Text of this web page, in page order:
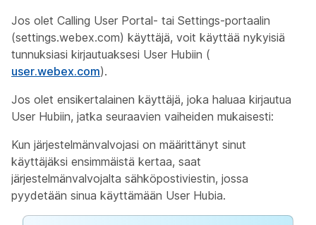
Jos olet Calling User Portal- tai Settings-portaalin
(settings.webex.com) käyttäjä, voit käyttää nykyisiä
tunnuksiasi kirjautuaksesi User Hubiin (
user.webex.com).
Jos olet ensikertalainen käyttäjä, joka haluaa kirjautua
User Hubiin, jatka seuraavien vaiheiden mukaisesti:
Kun järjestelmänvalvojasi on määrittänyt sinut
käyttäjäksi ensimmäistä kertaa, saat
järjestelmänvalvojalta sähköpostiviestin, jossa
pyydetään sinua käyttämään User Hubia.